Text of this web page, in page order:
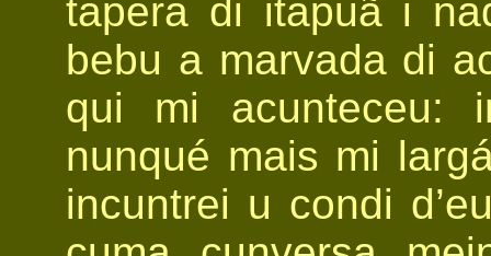
tapera di itapuã i
bebu a marvada di
qui mi acunteceu:
nunqué mais mi
incuntrei u condi